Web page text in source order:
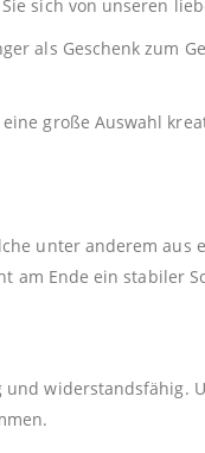
sich von unseren
als Geschenk zum
große Auswahl
unter anderem
am Ende ein stabiler